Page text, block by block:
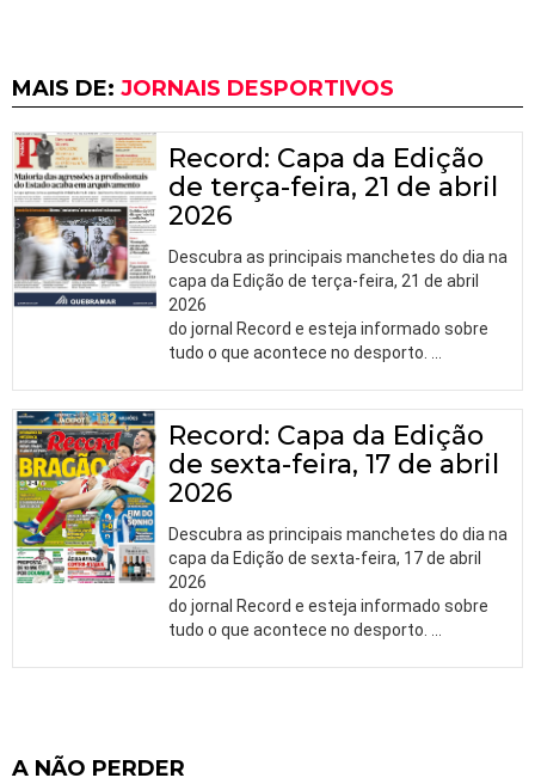
MAIS DE: JORNAIS DESPORTIVOS
Record: Capa da Edição
de terça-feira, 21 de abril
2026
Descubra as principais manchetes do dia na
capa da Edição de terça-feira, 21 de abril
2026
do jornal Record e esteja informado sobre
tudo o que acontece no desporto. …
Record: Capa da Edição
de sexta-feira, 17 de abril
2026
Descubra as principais manchetes do dia na
capa da Edição de sexta-feira, 17 de abril
2026
do jornal Record e esteja informado sobre
tudo o que acontece no desporto. …
A NÃO PERDER